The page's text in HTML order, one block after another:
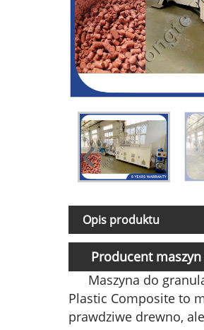
Opis produktu
Producent
Maszyna do
Plastic Composite to
prawdziwe drewno,